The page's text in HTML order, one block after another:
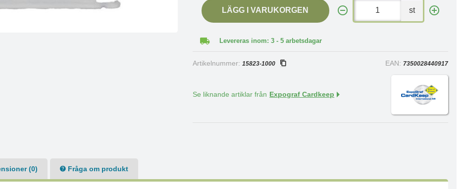
LÄGG I VARUKORGEN st
Levereras inom: 3 - 5 arbetsdagar
Artikelnummer:15823-1000 EAN: 7350028440917
Se liknande artiklar från Expograf Cardkeep
(0) Fråga om produkt